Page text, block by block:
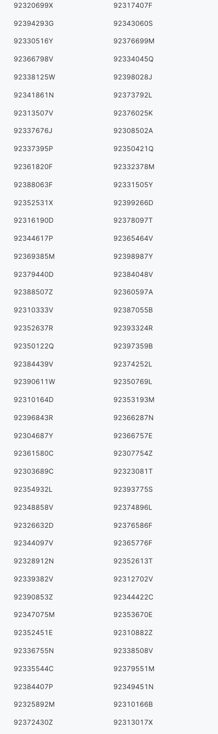
92320699X 92317407F
92394293G 92343060S
92330516Y 92376699M
92366798V 92334045Q
92338125W 92398028J
92341861N 92373792L
92313507V 92376025K
92337676J 92308502A
92337395P 92350421Q
92361820F 92332378M
92388063F 92331505Y
92352531X 92399266D
92316190D 92378097T
92344617P 92365464V
92369385M 92398987Y
92379440D 92384048V
92388507Z 92360597A
92310333V 92387055B
92352637R 92393324R
92350122Q 92397359B
92384439V 92374252L
92390611W 92350769L
92310164D 92353193M
92396843R 92366287N
92304687Y 92366757E
92361580C 92307754Z
92303689C 92323081T
92354932L 92393775S
92348858V 92374896L
92326632D 92376586F
92344097V 92365776F
92328912N 92352613T
92339382V 92312702V
92390853Z 92344422C
92347075M 92353670E
92352451E 92310882Z
92336755N 92338508V
92335544C 92379551M
92384407P 92349451N
92325892M 92310166B
92372430Z 92313017X